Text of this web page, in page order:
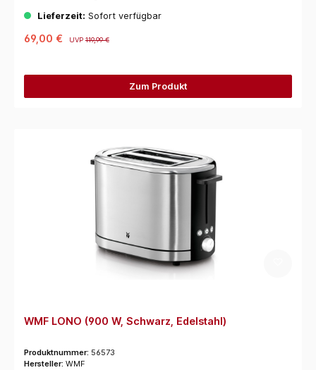
Lieferzeit: Sofort verfügbar
69,00 € UVP119,99 €
Zum Produkt
WMF LONO (900 W, Schwarz, Edelstahl)
Produktnummer: 56573
Hersteller: WMF